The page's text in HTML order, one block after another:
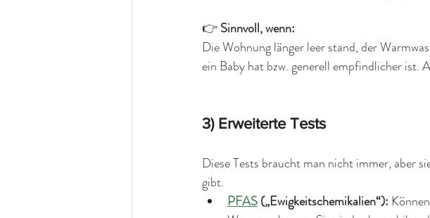
👉 Sinnvoll, wenn:
Die Wohnung länger leer stand, der
ein Baby hat bzw. generell empfindlicher ist.
3) Erweiterte Tests
Diese Tests braucht man nicht immer, aber
gibt.
PFAS („Ewigkeitschemikalien“):